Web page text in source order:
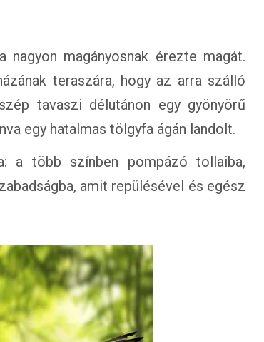
magányosnak érezte magát.
teraszára, hogy az arra szálló
tavaszi délutánon egy gyönyörű
egy hatalmas tölgyfa ágán landolt.
a több színben pompázó tollaiba,
amit repülésével és egész